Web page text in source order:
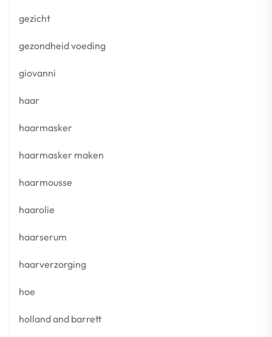
gezicht
gezondheid voeding
giovanni
haar
haarmasker
haarmasker maken
haarmousse
haarolie
haarserum
haarverzorging
hoe
holland and barrett